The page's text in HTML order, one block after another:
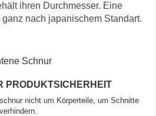
ihren Durchmesser. Eine
nach japanischem Standart.
Schnur
PRODUKTSICHERHEIT
nicht um Körperteile, um Schnitte